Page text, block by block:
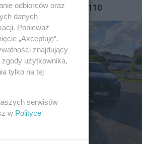
parkowania #110
odbiorców oraz
danych
Ponieważ
„Akceptuję”.
znajdujący
użytkownika,
tylko na tej
serwisów
w Polityce